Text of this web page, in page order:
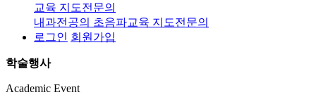
교육 지도전문의
내과전공의 초음파교육 지도전문의
로그인 회원가입
학술행사
Academic Event